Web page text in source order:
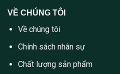
VỀ CHÚNG TÔI
Về chúng tôi
Chính sách nhân sự
Chất lượng sản phẩm